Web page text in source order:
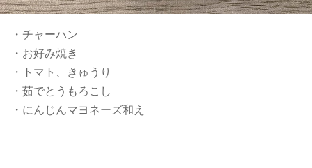
・チャーハン
・お好み焼き
・トマト、きゅうり
・茹でとうもろこし
・にんじんマヨネーズ和え